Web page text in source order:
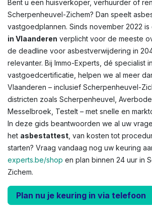
Bent u een huisverkoper, verhuurder of
Scherpenheuvel-Zichem? Dan speelt
vastgoedplannen. Sinds november 2022 is
in Vlaanderen verplicht voor de meeste
de deadline voor asbestverwijdering in
relevanter. Bij Immo-Experts, dé specialist in
vastgoedcertificatie, helpen we al meer
Vlaanderen – inclusief Scherpenheuvel-
districten zoals Scherpenheuvel,
Messelbroek, Testelt – met snelle en
In deze gids beantwoorden we al uw
het asbestattest , van kosten tot
starten? Vraag vandaag nog uw keuring
experts.be/shop en plan binnen 24 uur in
Zichem.
Plan nu je keuring in via telefoon